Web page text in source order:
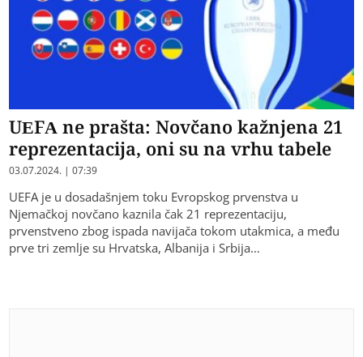
UEFA ne prašta: Novčano kažnjena 21
reprezentacija, oni su na vrhu tabele
03.07.2024. | 07:39
UEFA je u dosadašnjem toku Evropskog prvenstva u
Njemačkoj novčano kaznila čak 21 reprezentaciju,
prvenstveno zbog ispada navijača tokom utakmica, a među
prve tri zemlje su Hrvatska, Albanija i Srbija…